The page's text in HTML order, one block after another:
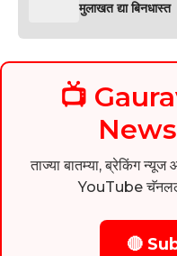
मुलाखत द्या बिनधास्त
📺
ताज्या बातम्या, ब्रेकिंग न्यूज
YouTube
🔴